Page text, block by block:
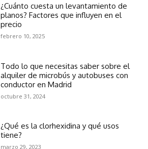
¿Cuánto cuesta un levantamiento de
planos? Factores que influyen en el
precio
febrero 10, 2025
Todo lo que necesitas saber sobre el
alquiler de microbús y autobuses con
conductor en Madrid
octubre 31, 2024
¿Qué es la clorhexidina y qué usos
tiene?
marzo 29, 2023